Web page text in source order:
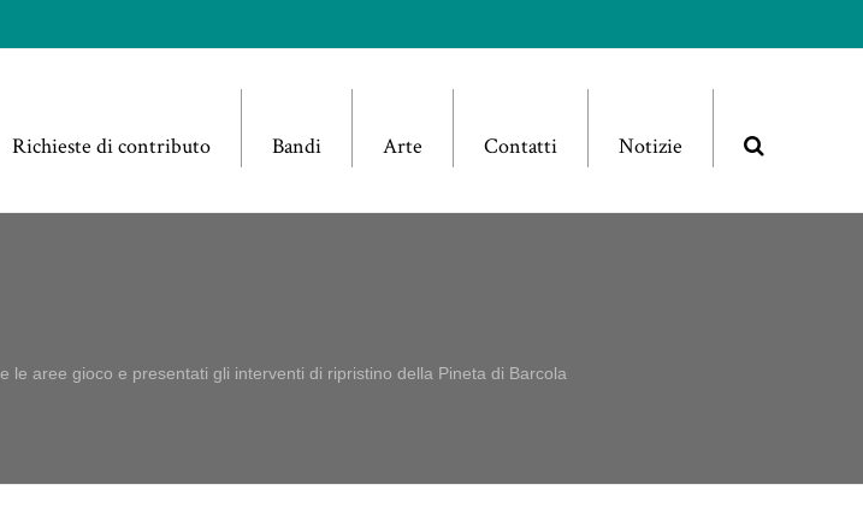
Richieste di contributo Bandi Arte Contatti Notizie
le aree gioco e presentati gli interventi di ripristino della Pineta di Barcola